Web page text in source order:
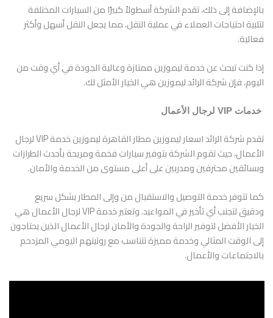
بالإضافة إلى ذلك، تقدم الشركة أسطولاً كبيرًا من السيارات المختلفة
لتلبية احتياجات العملاء في عملية النقل، مما يجعل النقل أسهل وأكثر
فعالية.
إذا كنت تبحث عن خدمة ليموزين ممتازة وعالية الجودة في أي وقت من
اليوم، فإن شركة الرائد ليموزين هي الخيار الأمثل لك.
خدمات VIP لرجال الأعمال
تقدم شركة الرائد اسعار ليموزين مطار القاهرة ليموزين خدمة VIP لرجال
الأعمال، حيث تقوم الشركة بتوفير سيارات فخمة ومريحة بأحدث الطرازات
وبسائقين محترفين ومدربين على أعلى مستوى من الخدمة والأمان.
كما تتوفر خدمة التوصيل والاستقبال من وإلى المطار بشكل سريع
ودقيق لتجنب أي تأخير في المواعيد. وتعتبر خدمة VIP لرجال الأعمال هي
الخيار الأفضل لتوفير الراحة والجودة والأمان لرجال الأعمال الذين يحتاجون
إلى الوقت المثالي وخدمة مميزة تتناسب مع روتينهم اليومي المزدحم
بالاجتماعات والأعمال.